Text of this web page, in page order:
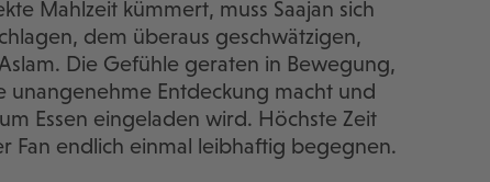
Mahlzeit kümmert, muss Saajan sich
dem überaus geschwätzigen,
Die Gefühle geraten in Bewegung,
unangenehme Entdeckung macht und
Essen eingeladen wird. Höchste Zeit
Fan endlich einmal leibhaftig begegnen.